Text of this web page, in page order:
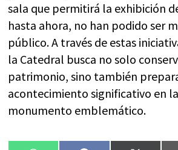
sala que permitirá la exhibición
hasta ahora, no han podido ser
público. A través de estas
la Catedral busca no solo
patrimonio, sino también
acontecimiento significativo en
monumento emblemático.